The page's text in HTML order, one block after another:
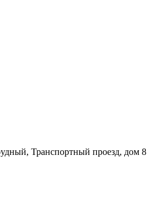
Транспортный проезд, дом 8